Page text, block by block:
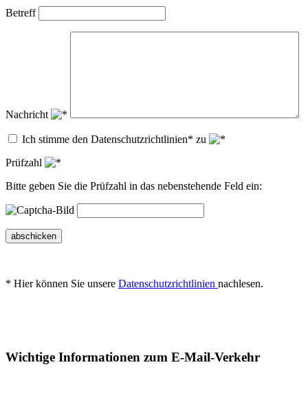
Betreff
Nachricht
Ich stimme den Datenschutzrichtlinien* zu
Prüfzahl
Bitte geben Sie die Prüfzahl in das nebenstehende Feld ein:
abschicken
* Hier können Sie unsere Datenschutzrichtlinien nachlesen.
Wichtige Informationen zum E-Mail-Verkehr